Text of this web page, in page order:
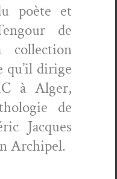
poète et
de
col­lec­tion
qu’il dirige
à Alger,
de
Jacques
Archipel.